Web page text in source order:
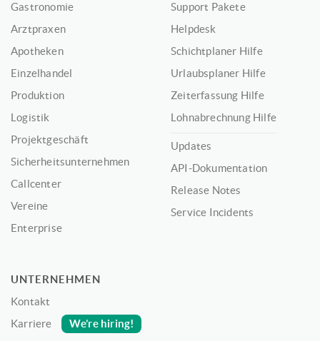
Gastronomie
Arztpraxen
Apotheken
Einzelhandel
Produktion
Logistik
Projektgeschäft
Sicherheitsunternehmen
Callcenter
Vereine
Enterprise
Support Pakete
Helpdesk
Schichtplaner Hilfe
Urlaubsplaner Hilfe
Zeiterfassung Hilfe
Lohnabrechnung Hilfe
Updates
API-Dokumentation
Release Notes
Service Incidents
UNTERNEHMEN
Kontakt
Karriere
We’re hiring!